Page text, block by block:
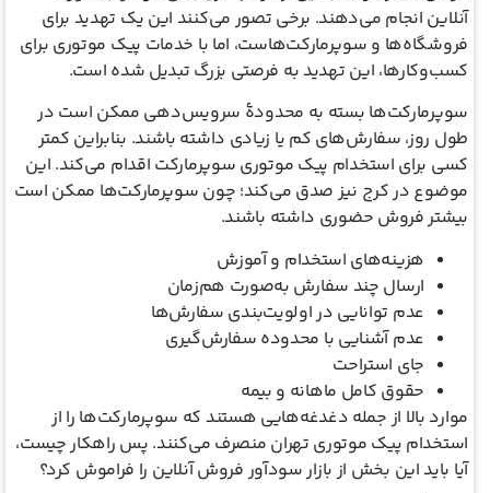
آنلاین انجام می‌دهند. برخی تصور می‌کنند این یک تهدید برای
فروشگاه‌ها و سوپرمارکت‌هاست، اما با خدمات پیک موتوری برای
کسب‌وکارها، این تهدید به فرصتی بزرگ تبدیل شده است.
سوپرمارکت‌ها بسته به محدودۀ سرویس‌دهی ممکن است در
طول روز، سفارش‌های کم یا زیادی داشته باشند. بنابراین کمتر
کسی برای استخدام پیک موتوری سوپرمارکت اقدام می‌کند. این
موضوع در کرج نیز صدق می‌کند؛ چون سوپرمارکت‌ها ممکن است
بیشتر فروش حضوری داشته باشند.
هزینه‌های استخدام و آموزش
ارسال چند سفارش به‌صورت هم‌زمان
عدم توانایی در اولویت‌بندی سفارش‌ها
عدم آشنایی با محدوده سفارش‌گیری
جای استراحت
حقوق کامل ماهانه و بیمه
موارد بالا از جمله دغدغه‌هایی هستند که سوپرمارکت‌ها را از
استخدام پیک موتوری تهران منصرف می‌کنند. پس راهکار چیست،
آیا باید این بخش از بازار سودآور فروش آنلاین را فراموش کرد؟